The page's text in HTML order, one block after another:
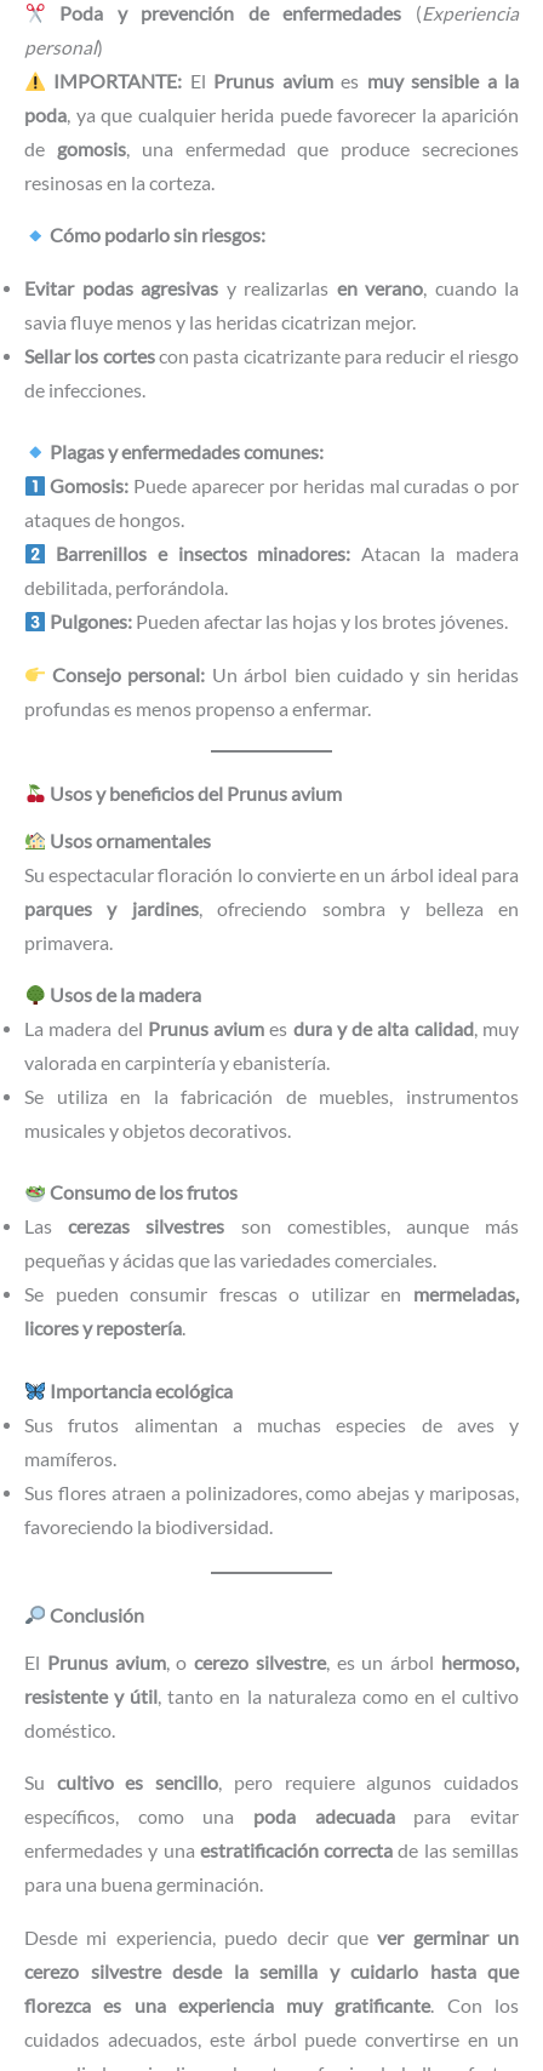
Poda y prevención de enfermedades (Experiencia
personal)
IMPORTANTE: El Prunus aviumes muy sensible a la
poda, ya que cualquier herida puede favorecer la aparición
de gomosis, una enfermedad que produce secreciones
resinosas en la corteza.
Cómo podarlo sin riesgos:
Evitar podas agresivas y realizarlas en verano, cuando la
savia fluye menos y las heridas cicatrizan mejor.
Sellar los cortescon pasta cicatrizante para reducir el riesgo
de infecciones.
Plagas y enfermedades comunes:
Gomosis: Puede aparecer por heridas mal curadas o por
ataques de hongos.
Barrenillos e insectos minadores: Atacan la madera
debilitada, perforándola.
Pulgones:Pueden afectar las hojas y los brotes jóvenes.
Consejo personal: Un árbol bien cuidado y sin heridas
profundas es menos propenso a enfermar.
Usos y beneficios del Prunus avium
Usos ornamentales
Su espectacular floración lo convierte en un árbol ideal para
parques y jardines, ofreciendo sombra y belleza en
primavera.
Usos de la madera
La madera del Prunus avium es dura y de alta calidad, muy
valorada en carpintería y ebanistería.
Se utiliza en la fabricación de muebles, instrumentos
musicales y objetos decorativos.
Consumo de los frutos
Lascerezas silvestres son comestibles, aunque más
pequeñas y ácidas que las variedades comerciales.
Se pueden consumir frescas o utilizar en mermeladas,
licores y repostería.
Importancia ecológica
Sus frutos alimentan a muchas especies de aves y
mamíferos.
Sus flores atraen a polinizadores, como abejas y mariposas,
favoreciendo la biodiversidad.
Conclusión
El Prunus avium, ocerezo silvestre, es un árbol hermoso,
resistente y útil, tanto en la naturaleza como en el cultivo
doméstico.
Su cultivo es sencillo, pero requiere algunos cuidados
específicos, como una poda adecuadapara evitar
enfermedades y una estratificación correcta de las semillas
para una buena germinación.
Desde mi experiencia, puedo decir quever germinar un
cerezo silvestre desde la semilla y cuidarlo hasta que
florezca es una experiencia muy gratificante. Con los
cuidados adecuados, este árbol puede convertirse en un